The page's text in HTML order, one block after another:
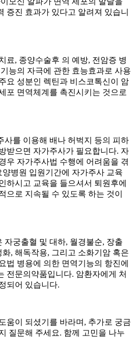
증진 효과가 있다고 알려져 있습니
료, 종양수술후 의 예방, 전암증 병
기능의 자극에 관한 효능효과로 사용
요 성분인 렉틴과 비스코톡신이 암
포 면역체계를 촉진시키는 것으로
사를 이용해 배나 허벅지 등의 피하
받으면 자가주사가 필요합니다. 자
우 자가주사법 수행에 어려움을 겪
병원 입원기간에 자가주사 교육
하시고 교육을 들으셔서 퇴원후에
으로 지속될 수 있도록 하는 것이
자궁출혈 및 대하, 월경불순, 장출
, 해독작용, 그리고 소화기암 혹은
법 병용에 의한 면역기능의 항진에
전문의약품입니다. 암환자에게 처
되어 있습니다.
움이 되셨기를 바라며, 추가로 궁금
질문해 주세요. 함께 고민을 나누